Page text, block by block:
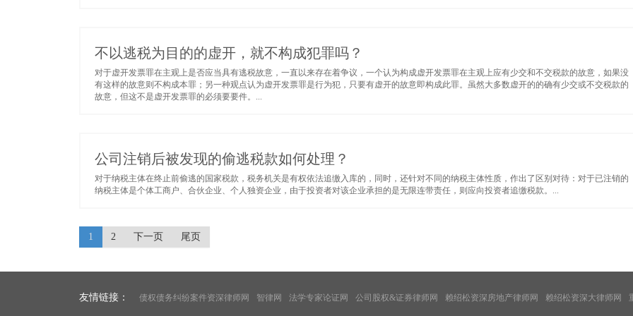
不以逃税为目的的虚开，就不构成犯罪吗？
对于虚开发票罪在主观上是否应当具有逃税故意，一直以来存在着争议，一个认为构成虚开发票罪在主观上应有少交和不交税款的故意，如果没
有这样的故意则不构成本罪；另一种观点认为虚开发票罪是行为犯，只要有虚开的故意即构成此罪。虽然大多数虚开的的确有少交或不交税款的
故意，但这不是虚开发票罪的必须要要件。...
公司注销后被发现的偷逃税款如何处理？
对于纳税主体在终止前偷逃的国家税款，税务机关是有权依法追缴入库的，同时，还针对不同的纳税主体性质，作出了区别对待：对于已注销的
纳税主体是个体工商户、合伙企业、个人独资企业，由于投资者对该企业承担的是无限连带责任，则应向投资者追缴税款。...
1 2 下一页 尾页
友情链接： 债权债务纠纷案件资深律师网 智律网 法学专家论证网 公司股权&证券律师网 赖绍松资深房地产律师网 赖绍松资深大律师网